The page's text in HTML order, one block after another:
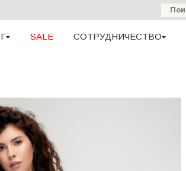
SALE СОТРУДНИЧЕСТВО